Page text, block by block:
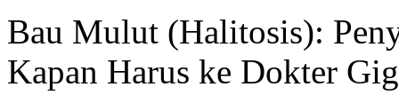
Bau Mulut (Halitosis):
Kapan Harus ke Dokter